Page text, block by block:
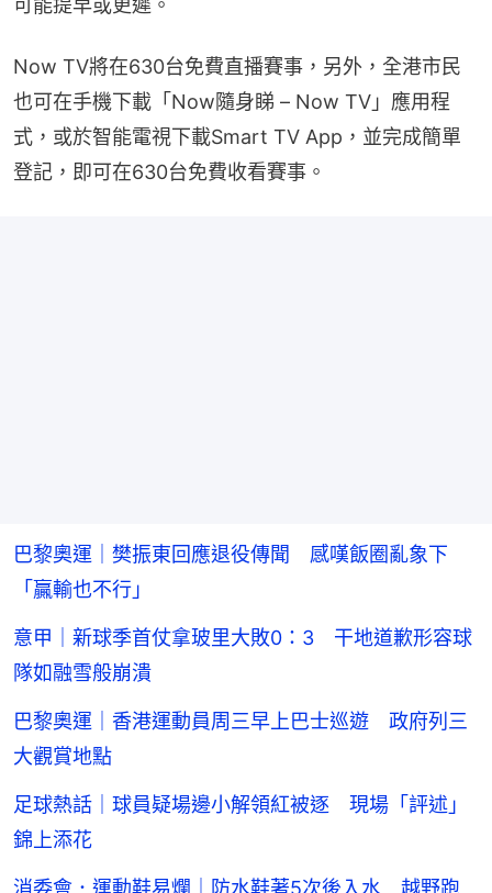
可能提早或更遲。
Now TV將在630台免費直播賽事，另外，全港市民
也可在手機下載「Now隨身睇 – Now TV」應用程
式，或於智能電視下載Smart TV App，並完成簡單
登記，即可在630台免費收看賽事。
巴黎奧運｜樊振東回應退役傳聞 感嘆飯圈亂象下
「贏輸也不行」
意甲｜新球季首仗拿玻里大敗0：3 干地道歉形容球
隊如融雪般崩潰
巴黎奧運｜香港運動員周三早上巴士巡遊 政府列三
大觀賞地點
足球熱話｜球員疑場邊小解領紅被逐 現場「評述」
錦上添花
消委會．運動鞋易爛｜防水鞋著5次後入水 越野跑